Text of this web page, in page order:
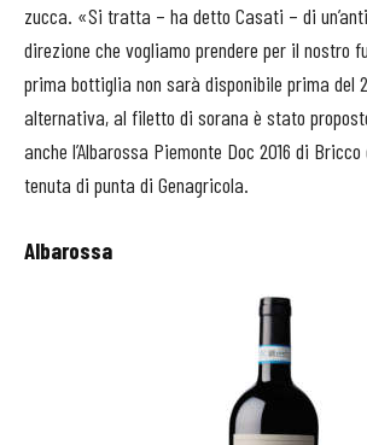
zucca. «Si tratta – ha detto Casati – di
direzione che vogliamo prendere per il nostro
prima bottiglia non sarà disponibile prima del
alternativa, al filetto di sorana è stato
anche l’Albarossa Piemonte Doc 2016 di
tenuta di punta di Genagricola.
Albarossa